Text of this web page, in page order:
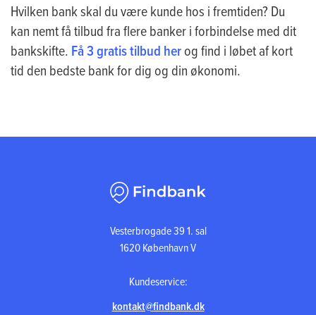
Hvilken bank skal du være kunde hos i fremtiden? Du
kan nemt få tilbud fra flere banker i forbindelse med dit
bankskifte. Få 3 gratis tilbud herog find i løbet af kort
tid den bedste bank for dig og din økonomi.
Vesterbrogade 39 1. sal
1620 København V
Kundeservice:
kontakt@findbank.dk